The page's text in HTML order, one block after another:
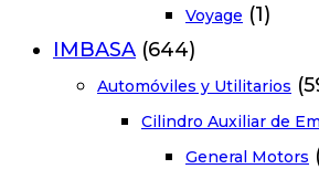
Voyage (1)
IMBASA (644)
Automóviles y Utilitarios
Cilindro Auxiliar de
General Motors